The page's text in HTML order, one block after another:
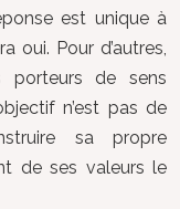
est unique à
oui. Pour d’autres,
porteurs de sens
n’est pas de
sa propre
de ses valeurs le